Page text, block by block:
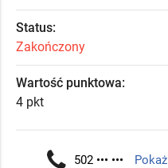
Status:
Zakończony
Wartość punktowa:
4 pkt
502 ••• ••• Pokaż